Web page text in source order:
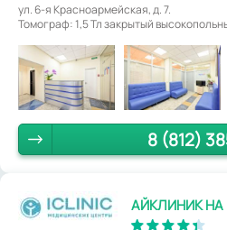
ул. 6-я Красноармейская, д. 7.
Томограф: 1,5 Тл закрытый
8 (812)
АЙКЛИНИК